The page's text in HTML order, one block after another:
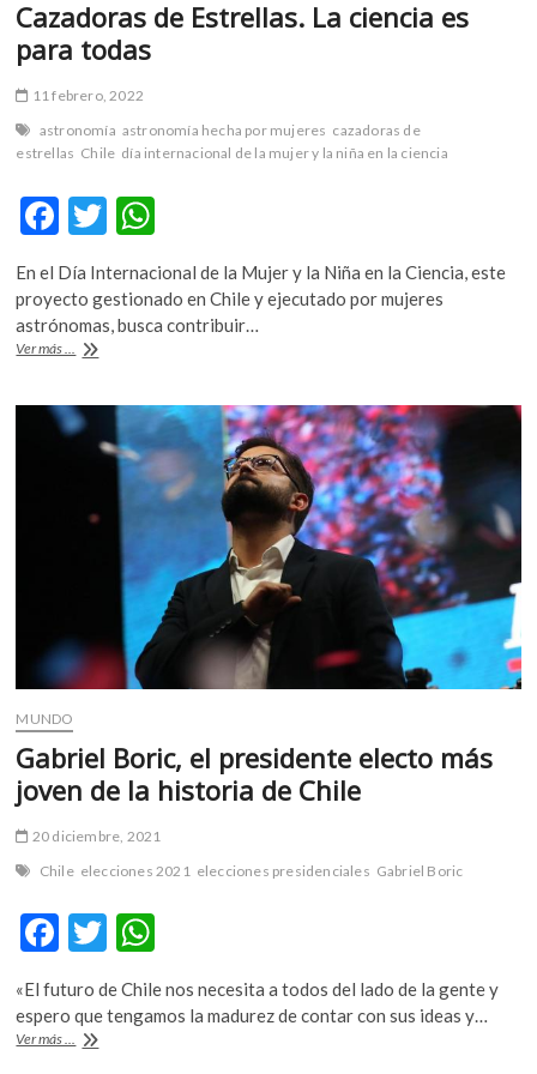
Cazadoras de Estrellas. La ciencia es
para todas
11 febrero, 2022
astronomía astronomía hecha por mujeres cazadoras de
estrellas Chile día internacional de la mujer y la niña en la ciencia
F
e
b
o
o
k
T
itt
er
at
s
p
p
En el Día Internacional de la Mujer y la Niña en la Ciencia, este
proyecto gestionado en Chile y ejecutado por mujeres
astrónomas, busca contribuir…
Ver más ...
Cazadoras
La
ciencia
MUNDO
Gabriel Boric, el presidente electo más
joven de la historia de Chile
20 diciembre, 2021
Chile elecciones 2021 elecciones presidenciales Gabriel Boric
F
ac
e
b
T
w
itt at
«El futuro de Chile nos necesita a todos del lado de la gente y
espero que tengamos la madurez de contar con sus ideas y…
Ver más ... Gabriel